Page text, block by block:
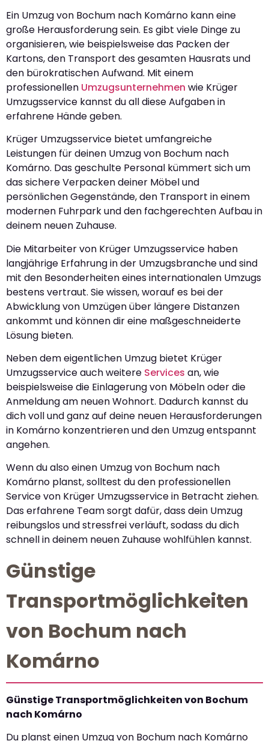
Ein Umzug von Bochum nach Komárno kann eine
große Herausforderung sein. Es gibt viele Dinge zu
organisieren, wie beispielsweise das Packen der
Kartons, den Transport des gesamten Hausrats und
den bürokratischen Aufwand. Mit einem
professionellen Umzugsunternehmen wie Krüger
Umzugsservice kannst du all diese Aufgaben in
erfahrene Hände geben.
Krüger Umzugsservice bietet umfangreiche
Leistungen für deinen Umzug von Bochum nach
Komárno. Das geschulte Personal kümmert sich um
das sichere Verpacken deiner Möbel und
persönlichen Gegenstände, den Transport in einem
modernen Fuhrpark und den fachgerechten Aufbau in
deinem neuen Zuhause.
Die Mitarbeiter von Krüger Umzugsservice haben
langjährige Erfahrung in der Umzugsbranche und sind
mit den Besonderheiten eines internationalen Umzugs
bestens vertraut. Sie wissen, worauf es bei der
Abwicklung von Umzügen über längere Distanzen
ankommt und können dir eine maßgeschneiderte
Lösung bieten.
Neben dem eigentlichen Umzug bietet Krüger
Umzugsservice auch weitere Services an, wie
beispielsweise die Einlagerung von Möbeln oder die
Anmeldung am neuen Wohnort. Dadurch kannst du
dich voll und ganz auf deine neuen Herausforderungen
in Komárno konzentrieren und den Umzug entspannt
angehen.
Wenn du also einen Umzug von Bochum nach
Komárno planst, solltest du den professionellen
Service von Krüger Umzugsservice in Betracht ziehen.
Das erfahrene Team sorgt dafür, dass dein Umzug
reibungslos und stressfrei verläuft, sodass du dich
schnell in deinem neuen Zuhause wohlfühlen kannst.
Günstige
Transportmöglichkeiten
von Bochum nach
Komárno
Günstige Transportmöglichkeiten von Bochum
nach Komárno
Du planst einen Umzug von Bochum nach Komárno